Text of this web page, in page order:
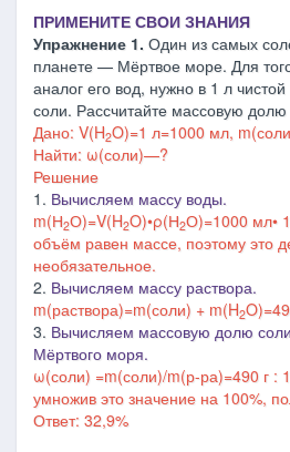
ПРИМЕНИТЕ СВОИ ЗНАНИЯ
Упражнение 1. Один из самых
планете — Мёртвое море. Для
аналог его вод, нужно в 1 л
соли. Рассчитайте массовую
Дано: V(H2O)=1 л=1000 мл,
Найти: ω(соли)—?
Решение
1. Вычисляем массу воды.
m(Н2О)=V(H2O)•ρ(Н2О)=1000 мл•
объём равен массе, поэтому это
необязательное.
2. Вычисляем массу раствора.
m(раствора)=m(соли) + m(H2
3. Вычисляем массовую долю
Мёртвого моря.
ω(соли) =m(соли)/m(р-ра)=490 г :
умножив это значение на 100%,
Ответ: 32,9%